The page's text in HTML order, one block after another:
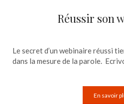
Réussir son
Le secret d’un webinaire réussi
dans la mesure de la parole.
En savoir